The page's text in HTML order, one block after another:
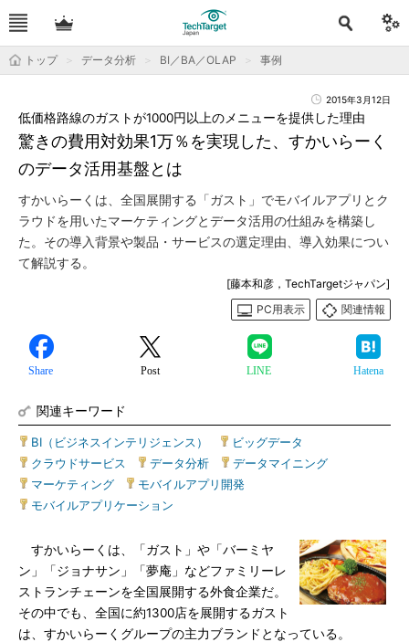
トップ データ分析 BI／BA／OLAP 事例
2015年3月12日
驚きの費用対効果1万％を実現した、すかいらーく
のデータ活用基盤とは
低価格路線のガストが1000円以上のメニューを提供した理由
すかいらーくは、全国展開する「ガスト」でモバイルアプリとク
ラウドを用いたマーケティングとデータ活用の仕組みを構築し
た。その導入背景や製品・サービスの選定理由、導入効果につい
て解説する。
[藤本和彦，TechTargetジャパン]
PC用表示
関連情報
Share Post LINE Hatena
関連キーワード
BI（ビジネスインテリジェンス） ビッグデータ
クラウドサービス
データ分析 データマイニング
マーケティング
モバイルアプリ開発
モバイルアプリケーション
すかいらーくは、「ガスト」や「バーミヤ
ン」「ジョナサン」「夢庵」などファミリーレ
ストランチェーンを全国展開する外食企業だ。
その中でも、全国に約1300店を展開するガスト
は、すかいらーくグループの主力ブランドとなっている。